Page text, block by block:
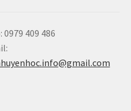
0979 409 486